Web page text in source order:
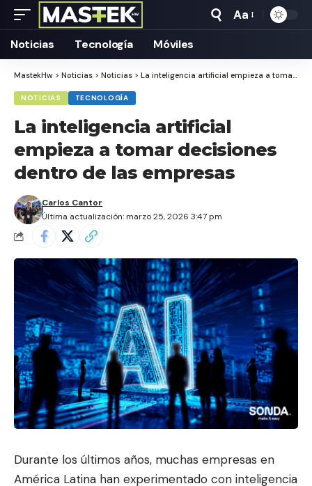
Tamaño
Aa
Noticias Tecnología Móviles
MastekHw > Noticias > Noticias > La inteligencia artificial empieza a tomar decisiones dentro de las empresas
NOTICIAS TECNOLOGÍA
La inteligencia artificial
empieza a tomar decisiones
dentro de las empresas
Última actualización: marzo 25, 2026 3:47 pm
Carlos Cantor
Durante los últimos años, muchas empresas en
América Latina han experimentado con inteligencia